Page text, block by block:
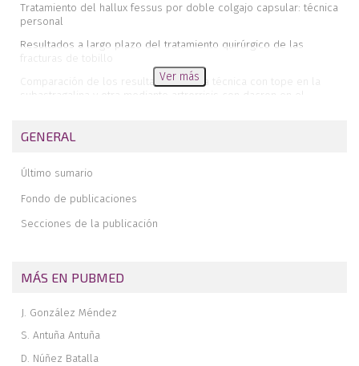
Tratamiento del hallux fessus por doble colgajo capsular: técnica
personal
Resultados a largo plazo del tratamiento quirúrgico de las
fracturas de tobillo
Comparación de los resultados de una técnica con tope en la
subastragalina y otra mediante artrorrisis con dacron en el
Tratamiento quirúrgico de las inestabilidades crónicas del
complejo periastragalino
Claudicación tibial posterior
Fibromatosis plantar de presentación infantil
Ver más
GENERAL
Último sumario
Fondo de publicaciones
Secciones de la publicación
MÁS EN PUBMED
J. González Méndez
S. Antuña Antuña
D. Núñez Batalla